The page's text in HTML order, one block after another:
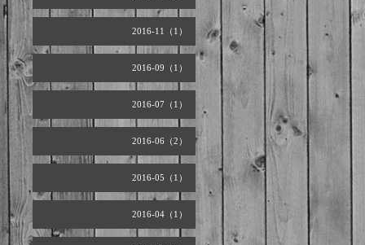
2016-11（1）
2016-09（1）
2016-07（1）
2016-06（2）
2016-05（1）
2016-04（1）